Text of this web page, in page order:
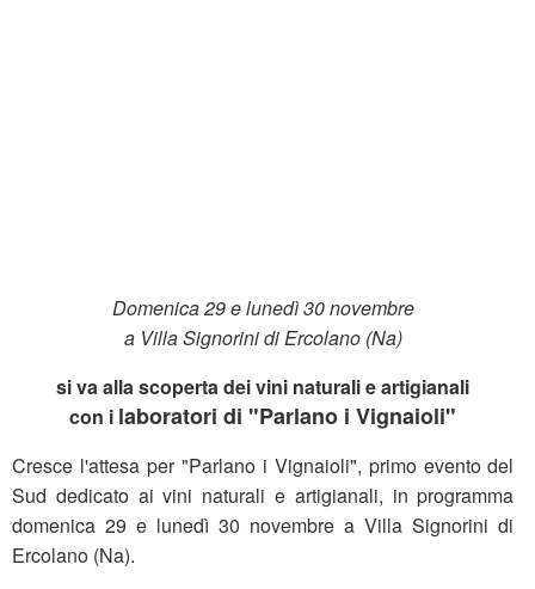
Domenica 29 e lunedì 30 novembre
a Villa Signorini di Ercolano (Na)
si va alla scoperta dei vini naturali e artigianali
con i laboratori di "Parlano i Vignaioli"
Cresce l'attesa per "Parlano i Vignaioli", primo evento del
Sud dedicato ai vini naturali e artigianali, in programma
domenica 29 e lunedì 30 novembre a Villa Signorini di
Ercolano (Na).